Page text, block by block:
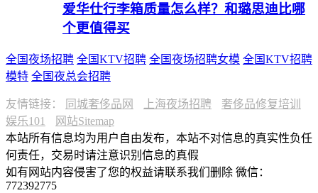
爱华仕行李箱质量怎么样？和璐思迪比哪
个更值得买
全国夜场招聘 全国KTV招聘 全国夜场招聘女模 全国KTV招聘
模特 全国夜总会招聘
友情链接： 同城奢侈品网 上海夜场招聘
奢侈品修复培训
娱乐101
网站Sitemap
本站所有信息均为用户自由发布，本站不对信息的真实性负任
何责任，交易时请注意识别信息的真假
如有网站内容侵害了您的权益请联系我们删除 微信：
772392775